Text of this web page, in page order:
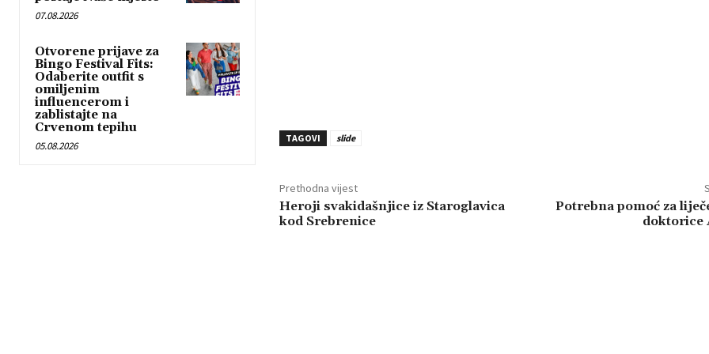
07.08.2026
Otvorene prijave za
Bingo Festival Fits:
Odaberite outfit s
omiljenim
influencerom i
zablistajte na
Crvenom tepihu
05.08.2026
TAGOVI slide
Prethodna vijest
Heroji svakidašnjice iz Staroglavica
kod Srebrenice
Potrebna pomoć za
doktorice